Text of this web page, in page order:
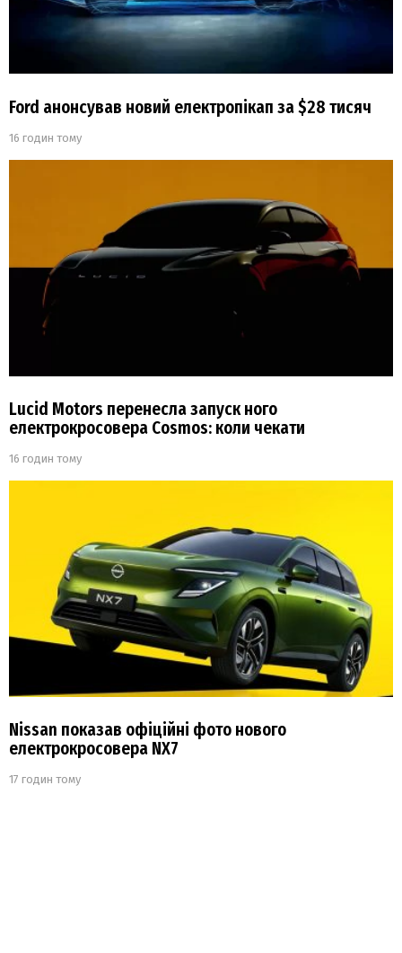
Ford анонсував новий електропікап за $28 тисяч
16 годин тому
Lucid Motors перенесла запуск ного
електрокросовера Cosmos: коли чекати
16 годин тому
Nissan показав офіційні фото нового
електрокросовера NX7
17 годин тому